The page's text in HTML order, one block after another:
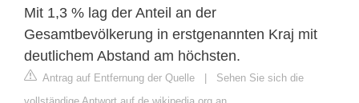
Mit 1,3 % lag der Anteil an der
Gesamtbevölkerung in erstgenannten Kraj mit
deutlichem Abstand am höchsten.
Antrag auf Entfernung der Quelle | Sehen Sie sich die